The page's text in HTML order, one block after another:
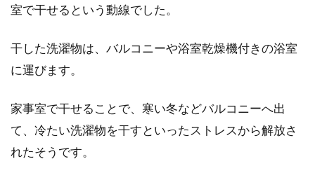
室で干せるという動線でした。
干した洗濯物は、バルコニーや浴室乾燥機付きの浴室
に運びます。
家事室で干せることで、寒い冬などバルコニーへ出
て、冷たい洗濯物を干すといったストレスから解放さ
れたそうです。